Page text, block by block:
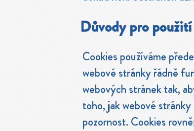
Důvody pro
Cookies používáme
webové stránky řádně
webových stránek tak,
toho, jak webové
pozornost. Cookies